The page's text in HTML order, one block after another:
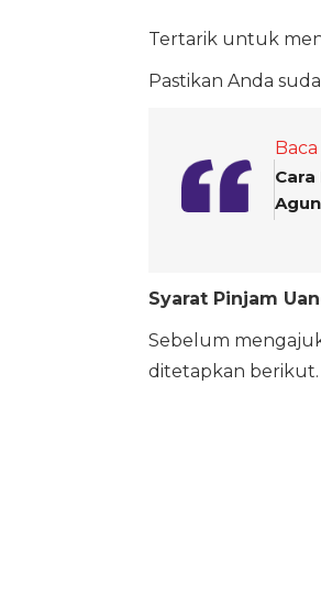
Tertarik untuk
Pastikan Anda
Syarat Pinjam
Sebelum
ditetapkan berikut.